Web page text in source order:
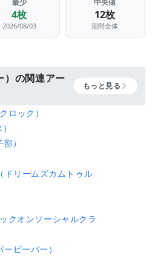
最少
4枚
2026/08/03
中央値
12枚
期間全体
）の関連アー
もっと見る
ロック）
）
ドリームズカムトゥル
クオンソーシャルクラ
ビーバー）